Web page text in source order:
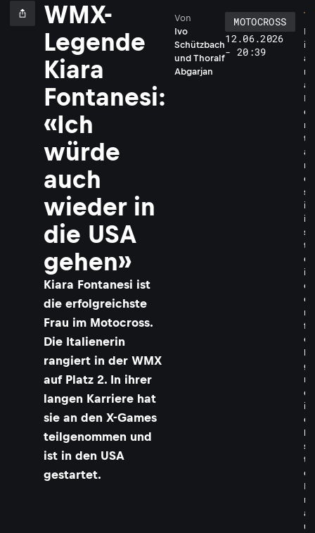
WMX-
Legende
Kiara
Fontanesi:
«Ich
würde
auch
wieder in
die USA
gehen»
Kiara Fontanesi ist
die erfolgreichste
Frau im Motocross.
Die Italienerin
rangiert in der WMX
auf Platz 2. In ihrer
langen Karriere hat
sie an den X-Games
teilgenommen und
ist in den USA
gestartet.
Von
Ivo
Schützbach
undThoralf
Abgarjan
MOTOCROSS
12.06.2026
- 20:39
K
i
a
r
a
F
o
n
t
a
n
e
s
i
i
s
t
d
i
e
e
r
f
o
l
g
r
e
i
c
h
s
t
e
F
r
a
u